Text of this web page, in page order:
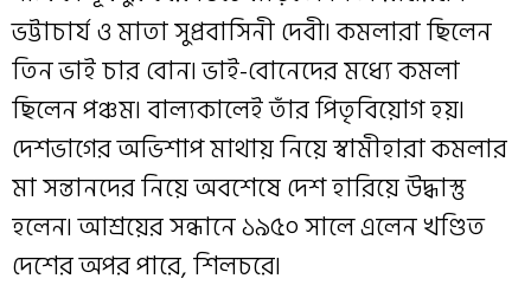
ভট্টাচার্য ও মাতা সুপ্রবাসিনী দেবী৷ কমলারা ছিলেন
তিন ভাই চার বোন৷ ভাই-বোনেদের মধ্যে কমলা
ছিলেন পঞ্চম৷ বাল্যকালেই তাঁর পিতৃবিয়োগ হয়৷
দেশভাগের অভিশাপ মাথায় নিয়ে স্বামীহারা কমলার
মা সন্তানদের নিয়ে অবশেষে দেশ হারিয়ে উদ্ধাস্তু
হলেন৷ আশ্রয়ের সন্ধানে ১৯৫০ সালে এলেন খণ্ডিত
দেশের অপর পারে, শিলচরে৷